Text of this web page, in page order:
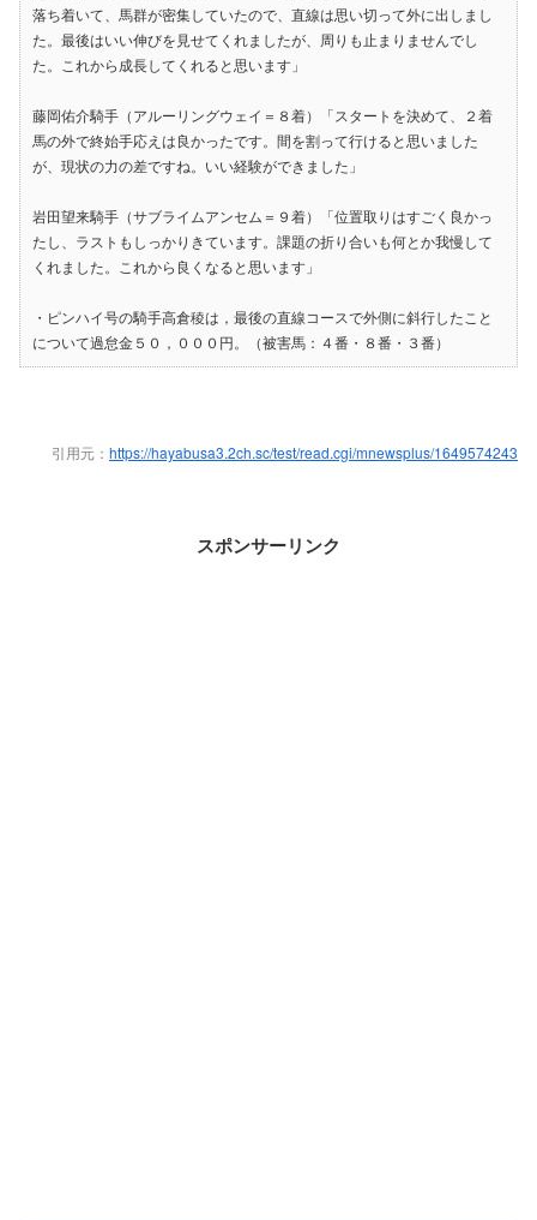
落ち着いて、馬群が密集していたので、直線は思い切って外に出しまし
た。最後はいい伸びを見せてくれましたが、周りも止まりませんでし
た。これから成長してくれると思います」
藤岡佑介騎手（アルーリングウェイ＝８着）「スタートを決めて、２着
馬の外で終始手応えは良かったです。間を割って行けると思いました
が、現状の力の差ですね。いい経験ができました」
岩田望来騎手（サブライムアンセム＝９着）「位置取りはすごく良かっ
たし、ラストもしっかりきています。課題の折り合いも何とか我慢して
くれました。これから良くなると思います」
・ピンハイ号の騎手高倉稜は，最後の直線コースで外側に斜行したこと
について過怠金５０，０００円。（被害馬：４番・８番・３番）
引用元： https://hayabusa3.2ch.sc/test/read.cgi/mnewsplus/1649574243
スポンサーリンク